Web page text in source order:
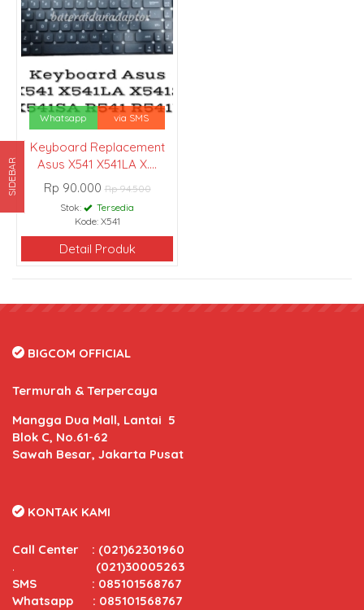
Whatsapp via SMS
Keyboard Replacement
Asus X541 X541LA X....
Rp 90.000Rp 94.500
Stok:
Tersedia
Kode: X541
Detail Produk
SIDEBAR
BIGCOM OFFICIAL
Termurah & Terpercaya
Mangga Dua Mall, Lantai 5
Blok C, No.61-62
Sawah Besar, Jakarta Pusat
KONTAK KAMI
Call Center : (021)62301960
. (021)30005263
SMS : 085101568767
Whatsapp : 085101568767